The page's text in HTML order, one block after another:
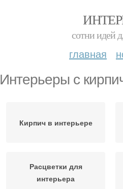
сотни идей
главная
Интерьеры с
Кирпич в интерьере
Расцветки для
интерьера